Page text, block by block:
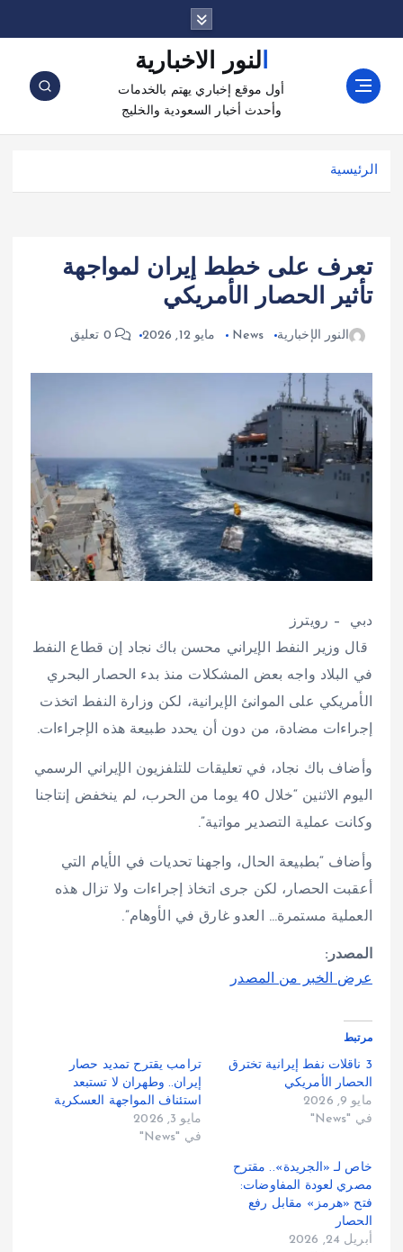
ز
النور الاخبارية
أول موقع إخباري يهتم بالخدمات
وأحدث أخبار السعودية والخليج
الرئيسية
تعرف على خطط إيران لمواجهة
تأثير الحصار الأمريكي
النور الإخبارية News مايو 12, 2026 0 تعليق
دبي – رويترز
قال وزير النفط الإيراني محسن باك نجاد إن قطاع النفط
في البلاد واجه بعض المشكلات منذ بدء الحصار البحري
الأمريكي على الموانئ الإيرانية، لكن وزارة النفط اتخذت
إجراءات مضادة، من دون أن يحدد طبيعة هذه الإجراءات.
وأضاف باك نجاد، في تعليقات للتلفزيون الإيراني الرسمي
اليوم الاثنين “خلال 40 يوما من الحرب، لم ينخفض إنتاجنا
وكانت عملية التصدير مواتية”.
وأضاف “بطبيعة الحال، واجهنا تحديات في الأيام التي
أعقبت الحصار، لكن جرى اتخاذ إجراءات ولا تزال هذه
العملية مستمرة… العدو غارق في الأوهام”.
المصدر:
عرض الخبر من المصدر
مرتبط
3 ناقلات نفط إيرانية تخترق
الحصار الأمريكي
مايو 9, 2026
في "News"
ترامب يقترح تمديد حصار
إيران.. وطهران لا تستبعد
استئناف المواجهة العسكرية
مايو 3, 2026
في "News"
خاص لـ «الجريدة».. مقترح
مصري لعودة المفاوضات:
فتح «هرمز» مقابل رفع
الحصار
أبريل 24, 2026